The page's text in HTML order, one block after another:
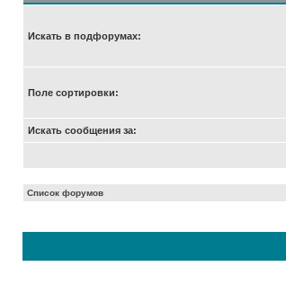
Искать в подфорумах:
Поле сортировки:
Искать сообщения за:
Список форумов